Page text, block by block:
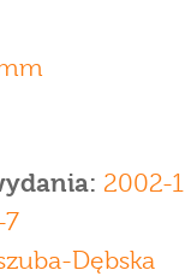
2002-
Dębska